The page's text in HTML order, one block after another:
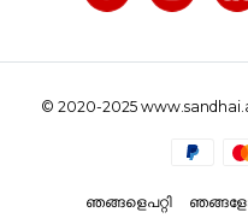
© 2020-2025
ഞങ്ങളെപറ്റി